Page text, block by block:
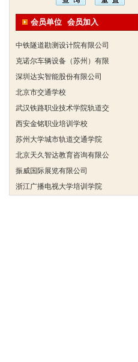
会员单位 会员加入
达诺巴特集团（中国）
欧姆龙自动化（中国）有限公
陕西交通职业技术学院